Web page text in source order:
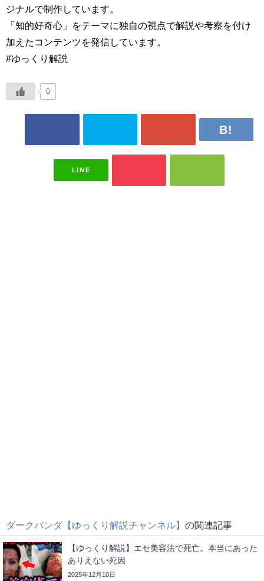
ジナルで制作しています。
「知的好奇心」をテーマに独自の視点で解説や考察を付け
加えたコンテンツを発信しています。
#ゆっくり解説
0
LINE
ダークパンダ【ゆっくり解説チャンネル】 の関連記事
【ゆっくり解説】エセ美容法で死亡。本当にあった
ありえない死因
2025年12月10日